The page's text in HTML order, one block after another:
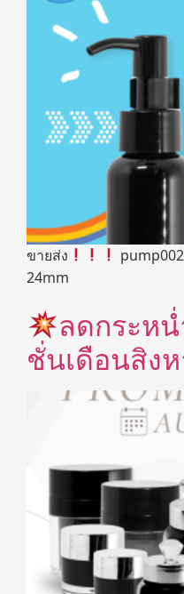
ขายส่ง
24mm
ลดกระหน่
ชั่นเดือนสิง